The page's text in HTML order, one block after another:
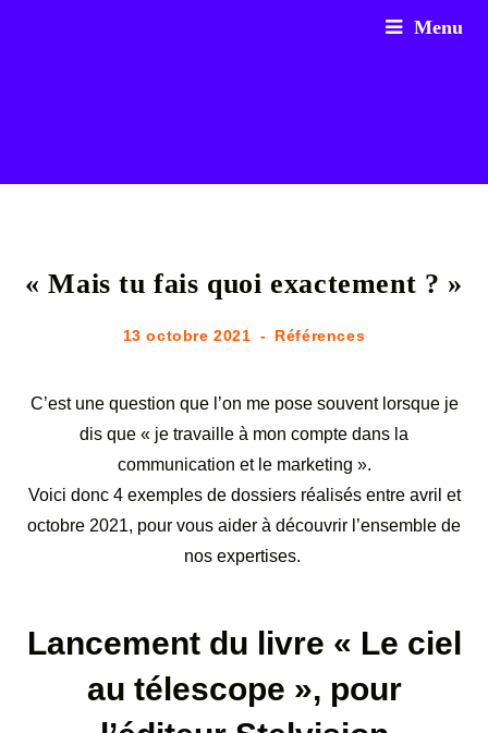
Menu
« Mais tu fais quoi exactement ? »
Publication
13 octobre 2021
Post
Références
C’est une question que l’on me pose souvent lorsque je
dis que « je travaille à mon compte dans la
communication et le marketing ».
Voici donc 4 exemples de dossiers réalisés entre avril et
octobre 2021, pour vous aider à découvrir l’ensemble de
nos expertises.
Lancement du livre « Le ciel
au télescope », pour